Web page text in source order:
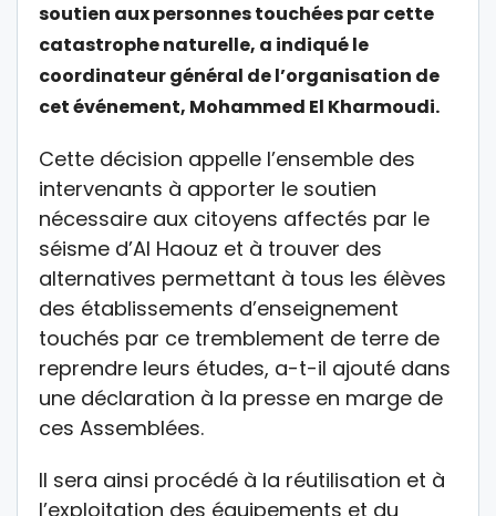
soutien aux personnes touchées par cette
catastrophe naturelle, a indiqué le
coordinateur général de l’organisation de
cet événement, Mohammed El Kharmoudi.
Cette décision appelle l’ensemble des
intervenants à apporter le soutien
nécessaire aux citoyens affectés par le
séisme d’Al Haouz et à trouver des
alternatives permettant à tous les élèves
des établissements d’enseignement
touchés par ce tremblement de terre de
reprendre leurs études, a-t-il ajouté dans
une déclaration à la presse en marge de
ces Assemblées.
Il sera ainsi procédé à la réutilisation et à
l’exploitation des équipements et du